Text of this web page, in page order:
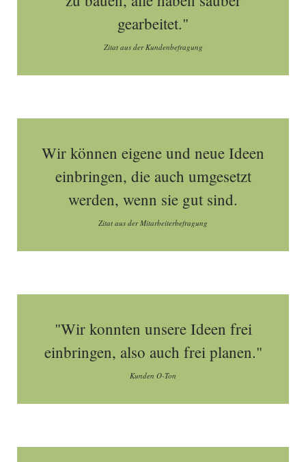
gearbeitet."
Zitat aus der Kundenbefragung
Wir können eigene und neue Ideen
einbringen, die auch umgesetzt
werden, wenn sie gut sind.
Zitat aus der Mitarbeiterbefragung
"Wir konnten unsere Ideen frei
einbringen, also auch frei planen."
Kunden O-Ton